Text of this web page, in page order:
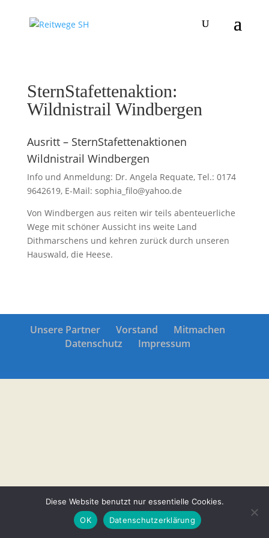
SternStafettenaktion:
Wildnistrail Windbergen
Ausritt – SternStafettenaktionen
Wildnistrail Windbergen
Info und Anmeldung: Dr. Angela Requate, Tel.: 0174
9642619, E-Mail: sophia_filo@yahoo.de
Von Windbergen aus reiten wir teils abenteuerliche
Wege mit schöner Aussicht ins weite Land
Dithmarschens und kehren zurück durch unseren
Hauswald, die Heese.
Unsere Partner Vorstand
Mitmachen
Datenschutz
Impressum
Diese Website benutzt nur essentielle Cookies.
OK
Datenschutzerklärung